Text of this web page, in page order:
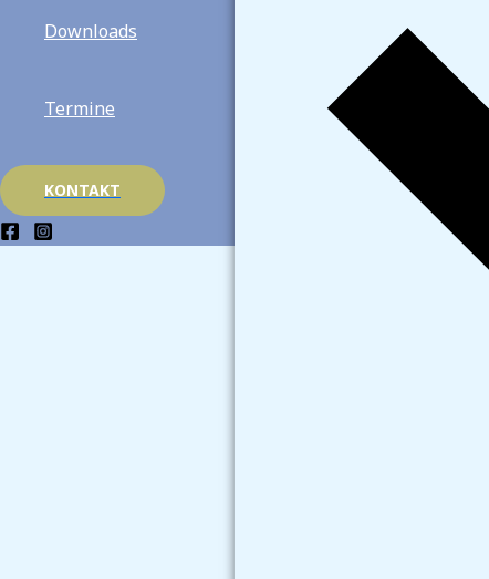
Downloads
Termine
KONTAKT